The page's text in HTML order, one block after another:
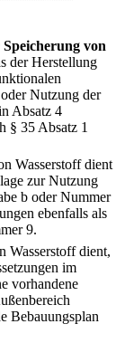
von
der Herstellung
Nutzung der
Absatz 4
§ 35 Absatz 1
Wasserstoff dient
zur Nutzung
b oder Nummer
ebenfalls als
9.
Wasserstoff dient,
im
vorhandene
Bebauungsplan